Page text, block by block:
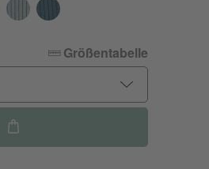
Größentabelle